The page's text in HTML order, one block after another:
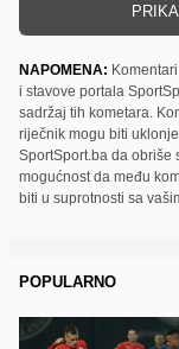
NAPOMENA:
i stavove portala
sadržaj tih kometara.
riječnik mogu biti
SportSport.ba da obriše
mogućnost da među
biti u suprotnosti sa
POPULARNO